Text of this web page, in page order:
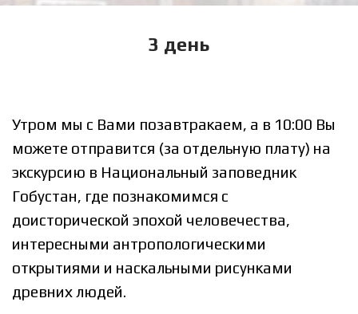
3 день
Утром мы с Вами позавтракаем, а в 10:00 Вы
можете отправится (за отдельную плату) на
экскурсию в Национальный заповедник
Гобустан, где познакомимся с
доисторической эпохой человечества,
интересными антропологическими
открытиями и наскальными рисунками
древних людей.